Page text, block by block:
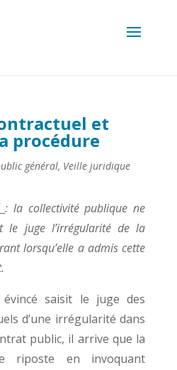
et
procédure
général, Veille juridique
: la collectivité publique ne
le juge l’irrégularité de la
lorsqu’elle a admis cette
évincé saisit le juge des
d’une irrégularité dans
public, il arrive que la
riposte en invoquant